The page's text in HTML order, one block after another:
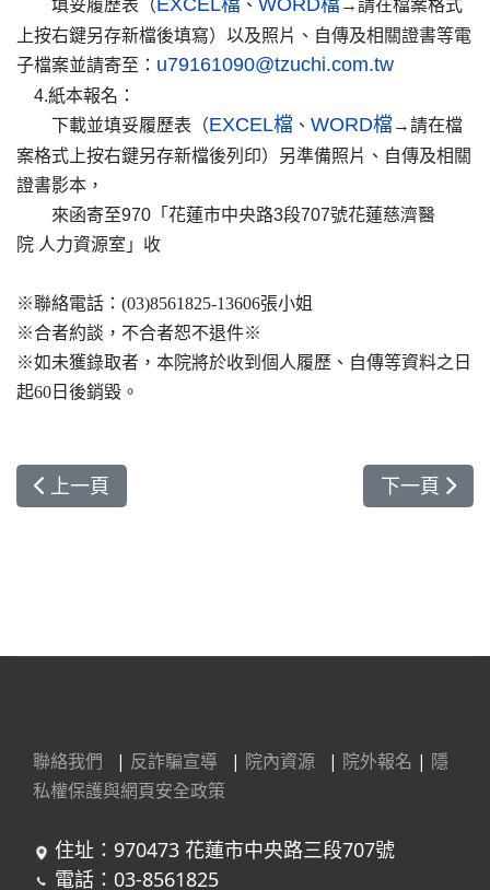
填妥履歷表（EXCEL檔 、 WORD檔 →請在檔案格式
上按右鍵另存新檔後填寫）以及照片、自傳及相關證書等電
子檔案並請寄至： u79161090@tzuchi.com.tw
4.紙本報名：
下載並填妥履歷表（EXCEL檔 、 WORD檔 →請在檔
案格式上按右鍵另存新檔後列印）另準備照片、自傳及相關
證書影本，
來函寄至970「花蓮市中央路3段707號花蓮慈濟醫
院 人力資源室」收
※聯絡電話：(03)8561825-13606張小姐
※合者約談，不合者恕不退件※
※如未獲錄取者，本院將於收到個人履歷、自傳等資料之日
起60日後銷毀。
上一篇文章: 牙髓病科住院醫師
上一頁 下一篇文章
下一頁
聯絡我們 | 反詐騙宣導 | 院內資源 | 院外報名 | 隱
私權保護與網頁安全政策
住址：970473 花蓮市中央路三段707號
電話：03-8561825